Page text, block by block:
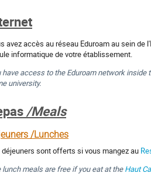
avez accès au réseau Eduroam au sein de
informatique de votre établissement.
have access to the Eduroam network
university.
/Meals
/Lunches
déjeuners sont offerts si vous mangez au
lunch meals are free if you eat at theHaut